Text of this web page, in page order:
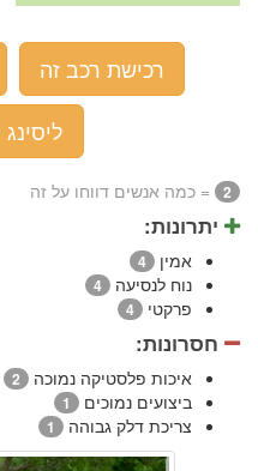
רכישת רכב זה
2 = כמה אנשים דווחו על זה
יתרונות:
אמין 4
נוח לנסיעה 4
פרקטי 4
חסרונות:
איכות פלסטיקה נמוכה 2
ביצועים נמוכים 1
צריכת דלק גבוהה 1